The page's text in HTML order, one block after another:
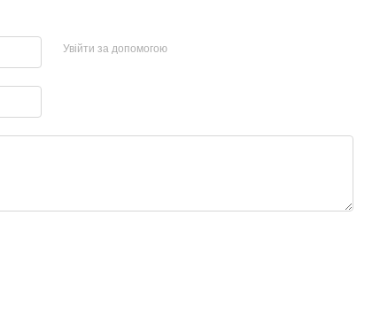
Увійти за допомогою